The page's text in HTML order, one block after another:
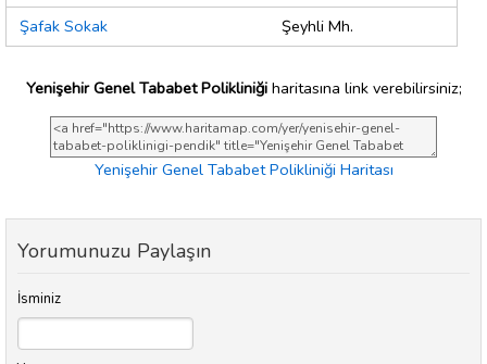
Şafak Sokak
Şeyhli Mh.
Yenişehir Genel Tababet Polikliniğiharitasına link verebilirsiniz;
Yenişehir Genel Tababet Polikliniği Haritası
Yorumunuzu Paylaşın
İsminiz